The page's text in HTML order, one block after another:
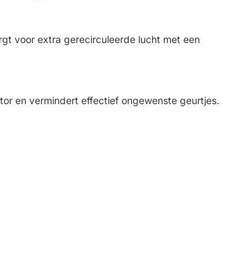
voor extra gerecirculeerde lucht met een
en vermindert effectief ongewenste geurtjes.